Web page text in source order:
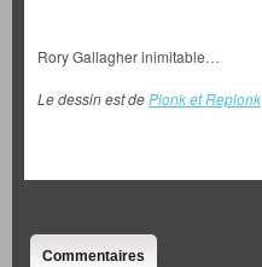
Rory Gallagher inimitable…
Le dessin est dePlonk et Replonk
Commentaires